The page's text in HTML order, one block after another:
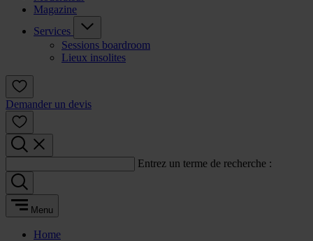
Magazine
Services
Sessions boardroom
Lieux insolites
Demander un devis
Entrez un terme de recherche :
Menu
Home